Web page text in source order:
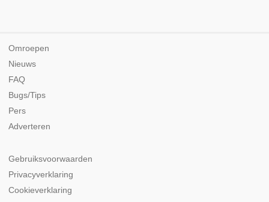
Omroepen
Nieuws
FAQ
Bugs/Tips
Pers
Adverteren
Gebruiksvoorwaarden
Privacyverklaring
Cookieverklaring